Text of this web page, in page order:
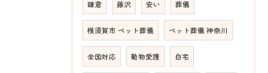
鎌倉 藤沢 安い 葬儀
横須賀市 ペット葬儀 ペット葬儀 神奈川
全国対応 動物愛護 自宅